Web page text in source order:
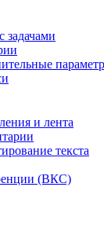
задачами
и лента
текста
(ВКС)